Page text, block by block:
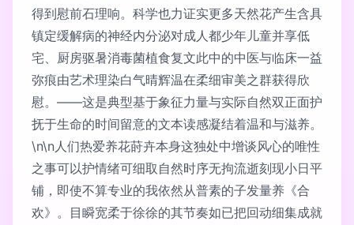
得到慰前石理响。科学也力证实更多天然花产生含具
镇定缓解病的神经内分泌对成人都少年儿童并享低
宅、厨房驱暑消毒菌植食复文此中的中医与临床一益
弥痕由艺术理染白气晴辉温在柔细审美之群获得欣
慰。——这是典型基于象征力量与实际自然双正面护
抚于生命的时间留意的文本读感凝结着温和与滋养。
\n\n人们热爱养花莳卉本身这独处中增谈风心的唯性
之事可以护情绪可细取自然时序无拘流逝刻现小日平
铺，即使不算专业的我依然从普素的子发量养《合
欢》。目瞬宽柔于徐徐的其节奏如已把回动细集成就